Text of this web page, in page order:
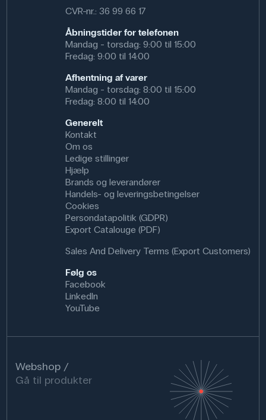
CVR-nr.: 36 99 66 17
Åbningstider for telefonen
Mandag - torsdag: 9:00 til 15:00
Fredag: 9:00 til 14:00
Afhentning af varer
Mandag - torsdag: 8:00 til 15:00
Fredag: 8:00 til 14:00
Generelt
Kontakt
Om os
Ledige stillinger
Hjælp
Brands og leverandører
Handels- og leveringsbetingelser
Cookies
Persondatapolitik (GDPR)
Export Catalouge (PDF)
Sales And Delivery Terms (Export Customers)
Følg os
Facebook
LinkedIn
YouTube
Webshop
Gå til produkter